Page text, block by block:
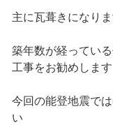
主に瓦葺きになり
築年数が経ってい
工事をお勧めします
今回の能登地震で
い